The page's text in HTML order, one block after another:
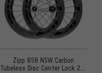
Zipp 858 NSW Carbon
Tubeless Disc Center Lock 28"